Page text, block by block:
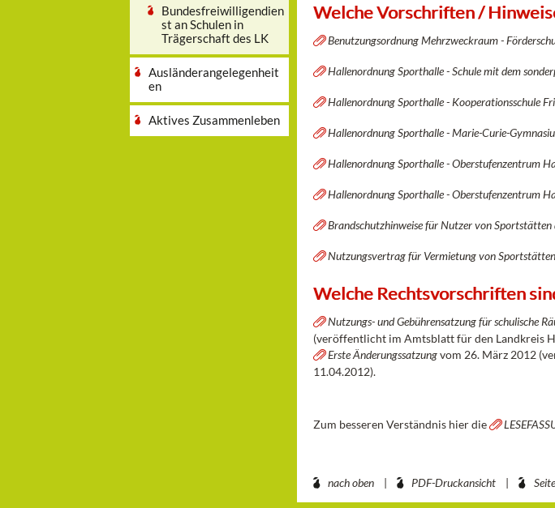
Bundesfreiwilligendien
st an Schulen in
Trägerschaft des LK
Ausländerangelegenheit
en
Aktives Zusammenleben
Welche Vorschriften /
Benutzungsordnung Mehrzweckraum -
Hallenordnung Sporthalle - Schule mit dem
Hallenordnung Sporthalle - Kooperationsschule
Hallenordnung Sporthalle - Marie-Curie-
Hallenordnung Sporthalle - Oberstufenzentrum
Hallenordnung Sporthalle - Oberstufenzentrum
Brandschutzhinweise für Nutzer von Sportstätten
Nutzungsvertrag für Vermietung von Sportstätten
Welche Rechtsvorschriften
Nutzungs- und Gebührensatzung für schulische
(veröffentlicht im Amtsblatt für den Landkreis
Erste Änderungssatzungvom 26. März 2012
11.04.2012).
Zum besseren Verständnis hier die
nach oben PDF-Druckansicht